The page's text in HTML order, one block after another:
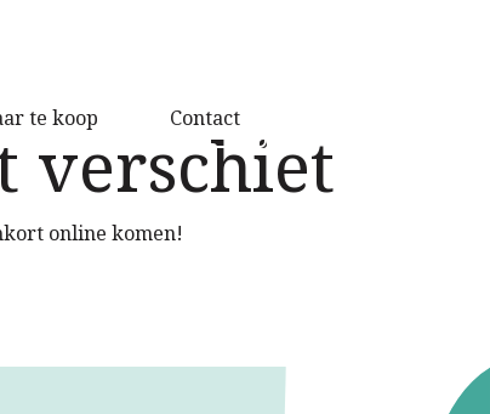
te koop Contact
verschiet
online komen!